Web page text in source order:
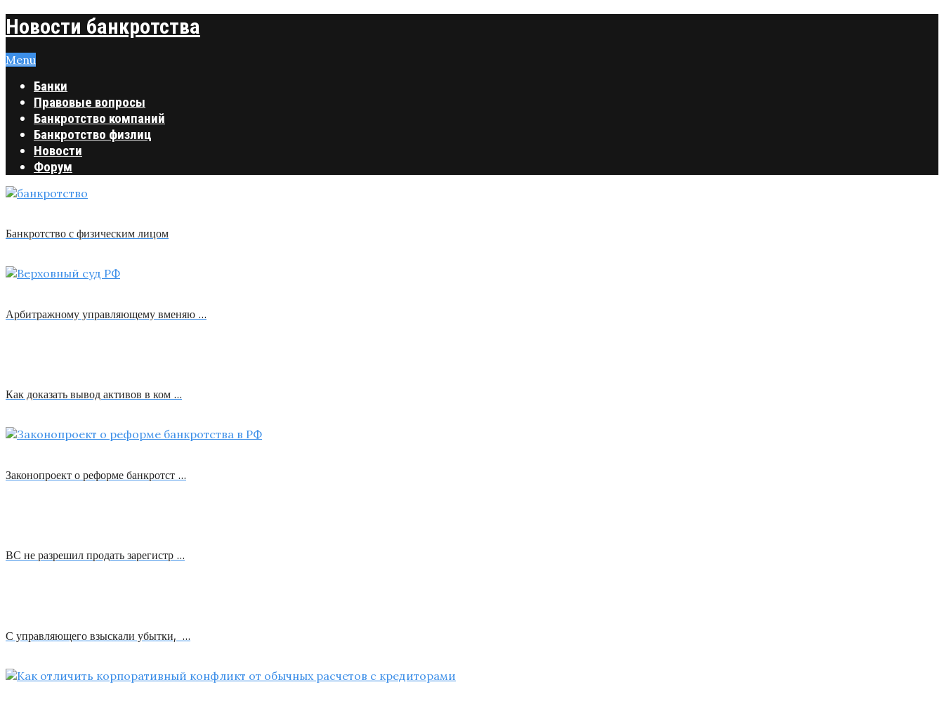
Новости банкротства
Menu
Банки
Правовые вопросы
Банкротство компаний
Банкротство физлиц
Новости
Форум
Банкротство с физическим лицом
Арбитражному управляющему вменяю …
Как доказать вывод активов в ком …
Законопроект о реформе банкротст …
ВС не разрешил продать зарегистр …
С управляющего взыскали убытки, …